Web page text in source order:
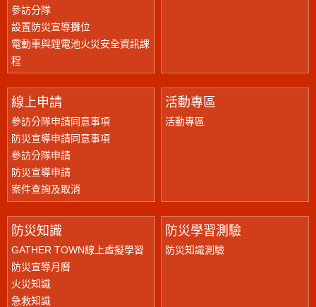
參訪分隊
設置防災宣導攤位
電動車與鋰電池火災安全資訊課
程
線上申請
參訪分隊申請同意事項
防災宣導申請同意事項
參訪分隊申請
防災宣導申請
案件查詢及取消
活動專區
活動專區
防災知識
GATHER TOWN線上虛擬學習
防災宣導月曆
火災知識
急救知識
防災學習測驗
防災知識測驗